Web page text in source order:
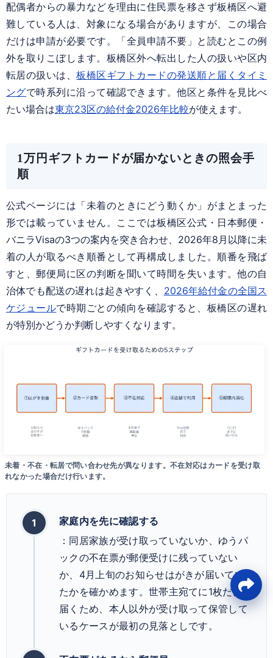
配偶者からの暴力などを理由に住民票を移さず板橋区へ避
難している人は、対象になる場合がありますが、この場合
だけは申請が必要です。「全員申請不要」と読むとこの例
外を取りこぼします。板橋区外へ転出した人の扱いや区内
転居の扱いは、板橋区ギフトカードの発送順と届くタイミ
ングで時系列に沿って確認できます。他区と条件を見比べ
たい場合は東京23区の給付金2026年比較が使えます。
1万円ギフトカードが届かないときの照会手
順
公式ページには「未着のときにどう動くか」がまとまった
形では載っていません。ここでは板橋区公式・日本郵便・
バニラVisaの3つの案内を突き合わせ、2026年8月以降に未
着の人が取るべき順番として再構成しました。順番を飛ば
すと、郵便局に区の判断を聞いて時間を失います。他の自
治体でも配送の遅れは起きやすく、 2026年給付金の全国ス
ケジュールで時期ごとの傾向を確認すると、板橋区の遅れ
が特別かどうか判断しやすくなります。
未着・不在・転居で問い合わせ先が異なります。不在対応はカードを受け取
れなかった場合だけ行います。
家庭内を先に確認する
：同居家族が受け取っていないか、ゆうパ
ックの不在票が郵便受けに残っていない
か、4月上旬のお知らせはがきが届いてい
たかを確かめます。世帯主宛てに1枚だけ
届くため、本人以外が受け取って保管して
いるケースが最初の見落としです。